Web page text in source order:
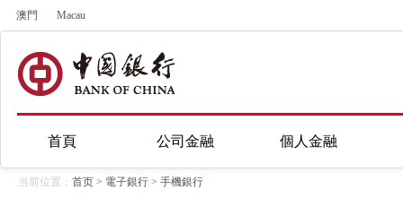
澳門 Macau
首頁 公司金融 個人金融
当前位置： 首页 > 電子銀行 > 手機銀行